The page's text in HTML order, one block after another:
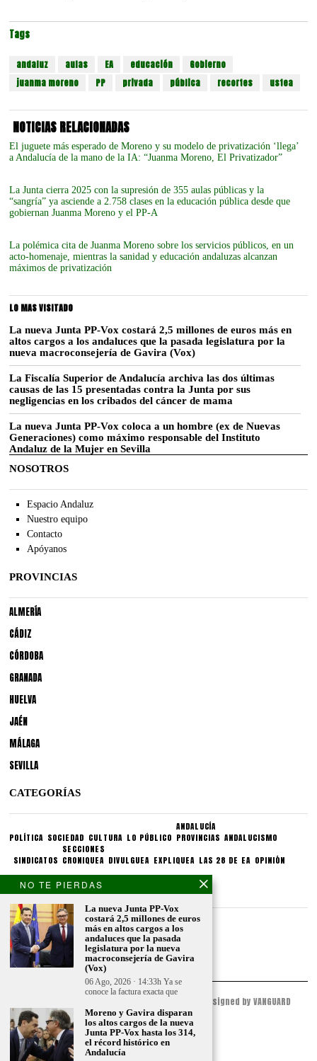
Tags
andaluz aulas EA educación
Gobierno
juanma moreno
PP privada pública recortes ustea
NOTICIAS RELACIONADAS
El juguete más esperado de Moreno y su modelo de privatización ‘llega’
a Andalucía de la mano de la IA: “Juanma Moreno, El Privatizador”
La Junta cierra 2025 con la supresión de 355 aulas públicas y la
“sangría” ya asciende a 2.758 clases en la educación pública desde que
gobiernan Juanma Moreno y el PP-A
La polémica cita de Juanma Moreno sobre los servicios públicos, en un
acto-homenaje, mientras la sanidad y educación andaluzas alcanzan
máximos de privatización
LO MAS VISITADO
La nueva Junta PP-Vox costará 2,5 millones de euros más en
altos cargos a los andaluces que la pasada legislatura por la
nueva macroconsejería de Gavira (Vox)
La Fiscalía Superior de Andalucía archiva las dos últimas
causas de las 15 presentadas contra la Junta por sus
negligencias en los cribados del cáncer de mama
La nueva Junta PP-Vox coloca a un hombre (ex de Nuevas
Generaciones) como máximo responsable del Instituto
Andaluz de la Mujer en Sevilla
NOSOTROS
Espacio Andaluz
Nuestro equipo
Contacto
Apóyanos
PROVINCIAS
ALMERÍA
CÁDIZ
CÓRDOBA
GRANADA
HUELVA
JAÉN
MÁLAGA
SEVILLA
CATEGORÍAS
POLÍTICA SOCIEDAD CULTURA LO PÚBLICO
ANDALUCÍA
PROVINCIAS ANDALUCISMO
SINDICATOS
SECCIONES
CRONIQUEA DIVULGUEA EXPLIQUEA LAS 28 DE EA OPINIÓN
CONDICIONES LEGALES
Aviso legal
Politica de privacidad
Politica de condiciones
© 2023 - ESPACIO ANDALUZ - All Rights Reserved. Designed by VANGUARD
PEAK
NO TE PIERDAS
La nueva Junta PP-Vox
costará 2,5 millones de euros
más en altos cargos a los
andaluces que la pasada
legislatura por la nueva
macroconsejería de Gavira
(Vox)
06 Ago, 2026 · 14:33h Ya se
conoce la factura exacta que
Moreno y Gavira disparan
los altos cargos de la nueva
Junta PP-Vox hasta los 314,
el récord histórico en
Andalucía